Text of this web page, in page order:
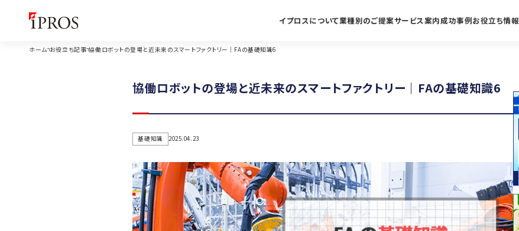
イプロスについて業種別のご提案サービス案内成功事例お役立ち情報
ホーム お役立ち記事 協働ロボットの登場と近未来のスマートファクトリー｜FAの基礎知識6
協働ロボットの登場と近未来のスマートファクトリー｜FAの基礎知識6
基礎知識 2025.04.23